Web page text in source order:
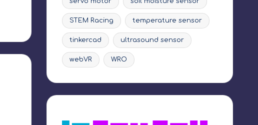
STEM Racing temperature sensor
tinkercad ultrasound sensor
webVR WRO